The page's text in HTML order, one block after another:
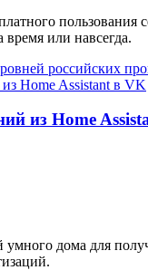
время или навсегда.
из Home
дома для